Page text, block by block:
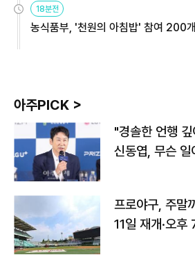
18분전
농식품부, '천원의 아침밥' 참여 200
아주PICK >
"경솔한 언행
신동엽, 무슨 일
프로야구, 주말
11일 재개·오후